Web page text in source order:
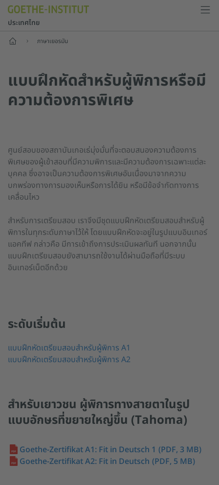
ประเทศไทย
หน้าแรก
ภาษาเยอรมัน
แบบฝึกหัดสำหรับผู้พิการหรือมี
ความต้องการพิเศษ
ศูนย์สอบของสถาบันเกอเธ่มุ่งมั่นที่จะตอบสนองความต้องการ
พิเศษของผู้เข้าสอบที่มีความพิการและมีความต้องการเฉพาะแต่ละ
บุคคล ซึ่งอาจเป็นความต้องการพิเศษอันเนื่องมาจากความ
บกพร่องทางการมองเห็นหรือการได้ยิน หรือมีข้อจำกัดทางการ
เคลื่อนไหว
สำหรับการเตรียมสอบ เราจึงมีชุดแบบฝึกหัดเตรียมสอบสำหรับผู้
พิการในทุกระดับภาษาไว้ให้ โดยแบบฝึกหัดจะอยู่ในรูปแบบอินเทอร์
แอคทีฟ กล่าวคือ มีการเข้าถึงการประเมินผลทันที นอกจากนั้น
แบบฝึกเตรียมสอบยังสามารถใช้งานได้ผ่านมือถือที่มีระบบ
อินเทอร์เน็ตอีกด้วย
ระดับเริ่มต้น
แบบฝึกหัดเตรียมสอบสำหรับผู้พิการ A1
แบบฝึกหัดเตรียมสอบสำหรับผู้พิการ A2
สำหรับเยาวชน ผู้พิการทางสายตาในรูป
แบบอักษรที่ขยายใหญ่ขึ้น (Tahoma)
Goethe-Zertifikat A1: Fit in Deutsch 1 (PDF, 3 MB)
Goethe-Zertifikat A2: Fit in Deutsch (PDF, 5 MB)